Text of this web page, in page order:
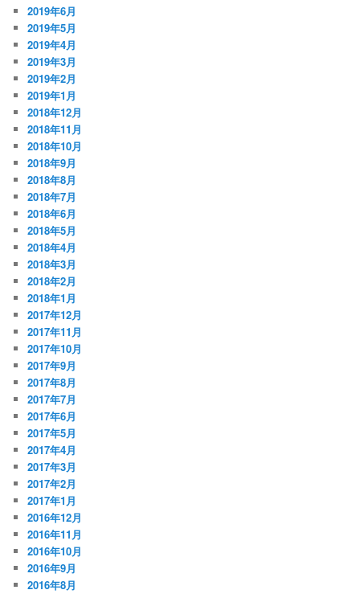
2019年6月
2019年5月
2019年4月
2019年3月
2019年2月
2019年1月
2018年12月
2018年11月
2018年10月
2018年9月
2018年8月
2018年7月
2018年6月
2018年5月
2018年4月
2018年3月
2018年2月
2018年1月
2017年12月
2017年11月
2017年10月
2017年9月
2017年8月
2017年7月
2017年6月
2017年5月
2017年4月
2017年3月
2017年2月
2017年1月
2016年12月
2016年11月
2016年10月
2016年9月
2016年8月